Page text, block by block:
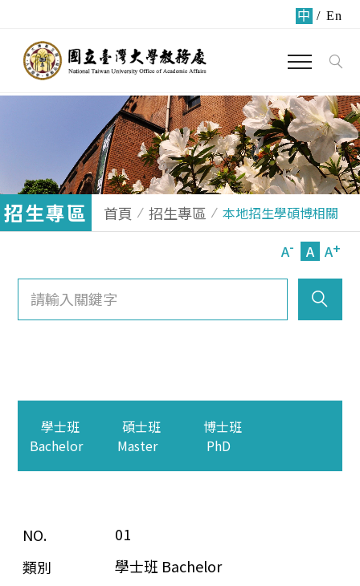
中 / En
招生專區 首頁 招生專區
本地招生學碩博相關
A- A A+
學士班
Bachelor
碩士班
Master
博士班
PhD
01
學士班 Bachelor